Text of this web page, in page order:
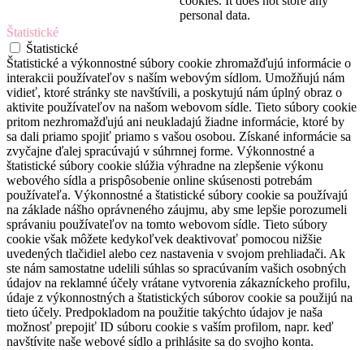
personal data.
Štatistické
Štatistické
Štatistické a výkonnostné súbory cookie zhromažďujú informácie o
interakcii používateľov s naším webovým sídlom. Umožňujú nám
vidieť, ktoré stránky ste navštívili, a poskytujú nám úplný obraz o
aktivite používateľov na našom webovom sídle. Tieto súbory cookie
pritom nezhromažďujú ani neukladajú žiadne informácie, ktoré by
sa dali priamo spojiť priamo s vašou osobou. Získané informácie sa
zvyčajne ďalej spracúvajú v súhrnnej forme. Výkonnostné a
štatistické súbory cookie slúžia výhradne na zlepšenie výkonu
webového sídla a prispôsobenie online skúsenosti potrebám
používateľa. Výkonnostné a štatistické súbory cookie sa používajú
na základe nášho oprávneného záujmu, aby sme lepšie porozumeli
správaniu používateľov na tomto webovom sídle. Tieto súbory
cookie však môžete kedykoľvek deaktivovať pomocou nižšie
uvedených tlačidiel alebo cez nastavenia v svojom prehliadači. Ak
ste nám samostatne udelili súhlas so spracúvaním vašich osobných
údajov na reklamné účely vrátane vytvorenia zákazníckeho profilu,
údaje z výkonnostných a štatistických súborov cookie sa použijú na
tieto účely. Predpokladom na použitie takýchto údajov je naša
možnosť prepojiť ID súboru cookie s vaším profilom, napr. keď
navštívite naše webové sídlo a prihlásite sa do svojho konta.